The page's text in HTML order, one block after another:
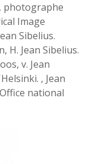
photographe
Image
Sibelius.
H. Jean Sibelius.
v. Jean
, Jean
national